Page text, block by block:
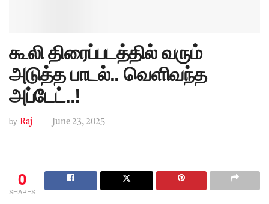
கூலி திரைப்படத்தில் வரும்
அடுத்த பாடல்.. வெளிவந்த
அப்டேட்..!
by Raj June 23, 2025
0
SHARES